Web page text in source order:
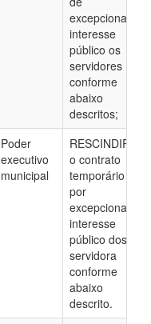
excepcional
interesse
público os
servidores
conforme
abaixo
descritos;
Poder
executivo
municipal
RESCINDIR,
o contrato
temporário
por
excepcional
interesse
público dos
servidora
conforme
abaixo
descrito.